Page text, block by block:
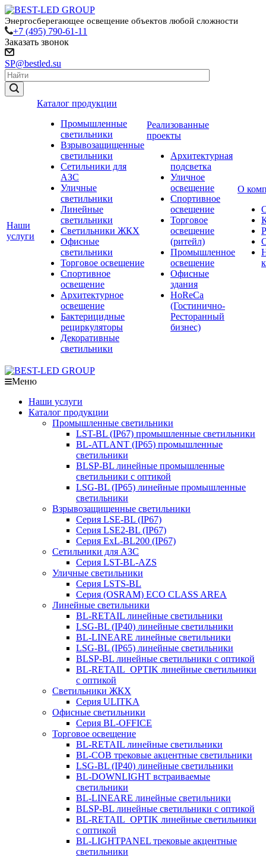
Энергосберегающее освещение объектов любой сложности
+7 (495) 790-61-11
Заказать звонок
SP@bestled.su
Наши
услуги
Каталог продукции
Промышленные
светильники
Взрывозащищенные
светильники
Сетильники для
АЗС
Уличные
светильники
Линейные
светильники
Светильники ЖКХ
Офисные
светильники
Торговое освещение
Спортивное
освещение
Архитектурное
освещение
Бактерицидные
рециркуляторы
Декоративные
светильники
Реализованные
проекты
Архитектурная
подсветка
Уличное
освещение
Спортивное
освещение
Торговое
освещение
(ритейл)
Промышленное
освещение
Офисные
здания
HoReCa
(Гостинично-
Ресторанный
бизнес)
О
Меню
Наши услуги
Каталог продукции
Промышленные светильники
LST-BL (IP67) промышленные светильники
BL-ATLANT (IP65) промышленные
светильники
BLSP-BL линейные промышленные
светильники с оптикой
LSG-BL (IP65) линейные промышленные
светильники
Взрывозащищенные светильники
Серия LSE-BL (IP67)
Серия LSE2-BL (IP67)
Серия ExL-BL200 (IP67)
Сетильники для АЗС
Серия LST-BL-AZS
Уличные светильники
Серия LSTS-BL
Серия (ОSRAM) ECO CLASS AREA
Линейные светильники
BL-RETAIL линейные светильники
LSG-BL (IP40) линейные светильники
BL-LINEARE линейные светильники
LSG-BL (IP65) линейные светильники
BLSP-BL линейные светильники с оптикой
BL-RETAIL_OPTIK линейные светильники
с оптикой
Светильники ЖКХ
Серия ULITKA
Офисные светильники
Серия BL-OFFICE
Торговое освещение
BL-RETAIL линейные светильники
BL-COB трековые акцентные светильники
LSG-BL (IP40) линейные светильники
BL-DOWNLIGHT встраиваемые
светильники
BL-LINEARE линейные светильники
BLSP-BL линейные светильники с оптикой
BL-RETAIL_OPTIK линейные светильники
с оптикой
BL-LIGHTPANEL трековые акцентные
светильники